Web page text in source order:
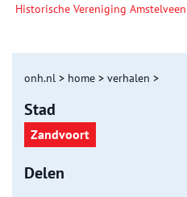
Historische Vereniging
onh.nl > home > verhalen >
Stad
Zandvoort
Delen